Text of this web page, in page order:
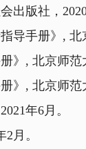
版社，2020
手册》, 北
, 北京师范
, 北京师范
年6月。
月。